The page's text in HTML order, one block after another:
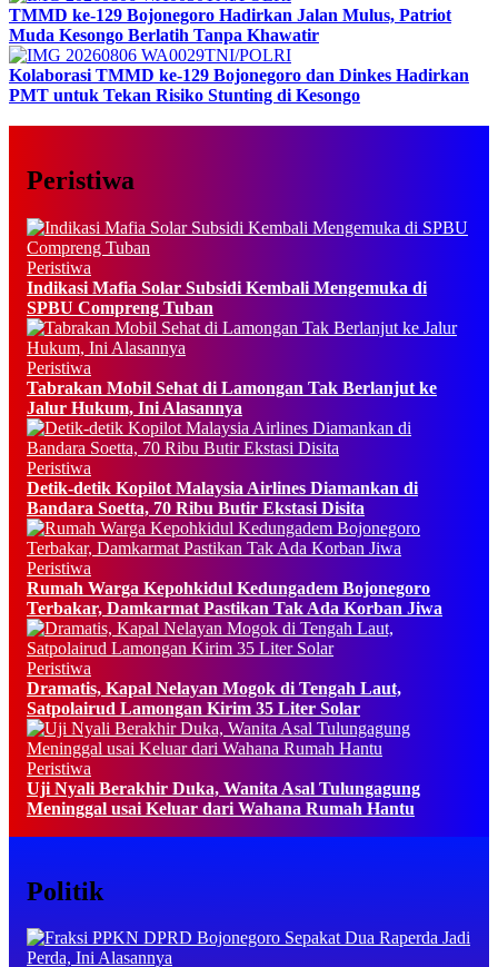
TMMD ke-129 Bojonegoro Hadirkan Jalan Mulus, Patriot
Muda Kesongo Berlatih Tanpa Khawatir
TNI/POLRI
Kolaborasi TMMD ke-129 Bojonegoro dan Dinkes Hadirkan
PMT untuk Tekan Risiko Stunting di Kesongo
Peristiwa
Peristiwa
Indikasi Mafia Solar Subsidi Kembali Mengemuka di
SPBU Compreng Tuban
Peristiwa
Tabrakan Mobil Sehat di Lamongan Tak Berlanjut ke
Jalur Hukum, Ini Alasannya
Peristiwa
Detik-detik Kopilot Malaysia Airlines Diamankan di
Bandara Soetta, 70 Ribu Butir Ekstasi Disita
Peristiwa
Rumah Warga Kepohkidul Kedungadem Bojonegoro
Terbakar, Damkarmat Pastikan Tak Ada Korban Jiwa
Peristiwa
Dramatis, Kapal Nelayan Mogok di Tengah Laut,
Satpolairud Lamongan Kirim 35 Liter Solar
Peristiwa
Uji Nyali Berakhir Duka, Wanita Asal Tulungagung
Meninggal usai Keluar dari Wahana Rumah Hantu
Politik